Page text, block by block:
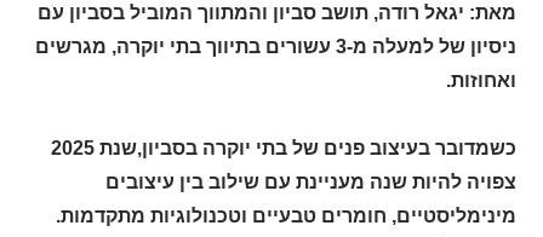
מאת: יגאל רודה, תושב סביון והמתווך המוביל בסביון עם
ניסיון של למעלה מ-3 עשורים בתיווך בתי יוקרה, מגרשים
ואחוזות.
כשמדובר בעיצוב פנים של בתי יוקרה בסביון,שנת 2025
צפויה להיות שנה מעניינת עם שילוב בין עיצובים
מינימליסטיים, חומרים טבעיים וטכנולוגיות מתקדמות.